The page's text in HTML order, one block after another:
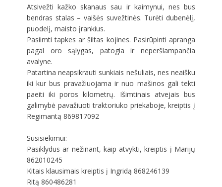
Atsivežti kažko skanaus sau ir kaimynui, nes bus
bendras stalas – vaišės suvežtinės. Turėti dubenėlį,
puodelį, maisto įrankius.
Pasiimti tapkes ar šiltas kojines. Pasirūpinti apranga
pagal oro sąlygas, patogia ir neperšlampančia
avalyne.
Patartina neapsikrauti sunkiais nešuliais, nes neaišku
iki kur bus pravažiuojama ir nuo mašinos gali tekti
paeiti iki poros kilometrų. Išimtinais atvejais bus
galimybė pavažiuoti traktoriuko priekaboje, kreiptis į
Regimantą 869817092
Susisiekimui:
Pasiklydus ar nežinant, kaip atvykti, kreiptis į Marijų
862010245
Kitais klausimais kreiptis į Ingridą 868246139
Ritą 860486281